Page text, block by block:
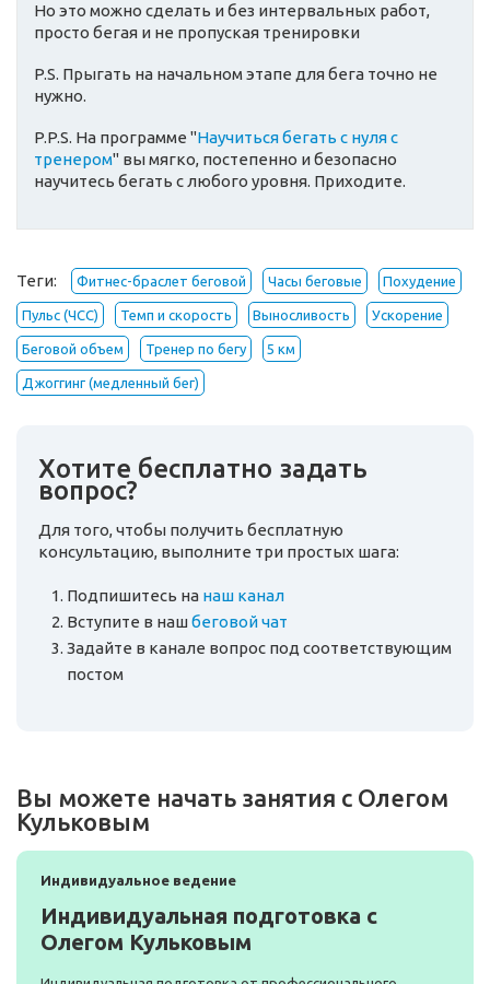
Но это можно сделать и без интервальных работ,
просто бегая и не пропуская тренировки
P.S. Прыгать на начальном этапе для бега точно не
нужно.
P.P.S. На программе "Научиться бегать с нуля с
тренером" вы мягко, постепенно и безопасно
научитесь бегать с любого уровня. Приходите.
Теги: Фитнес-браслет беговой Часы беговые Похудение
Пульс (ЧСС) Темп и скорость Выносливость Ускорение
Беговой объем Тренер по бегу 5 км
Джоггинг (медленный бег)
Хотите бесплатно задать
вопрос?
Для того, чтобы получить бесплатную
консультацию, выполните три простых шага:
Подпишитесь на наш канал
Вступите в нашбеговой чат
Задайте в канале вопрос под соответствующим
постом
Вы можете начать занятия с Олегом
Кульковым
Индивидуальное ведение
Индивидуальная подготовка с
Олегом Кульковым